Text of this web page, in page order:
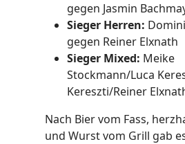
gegen Jasmin
Sieger Herren:
gegen Reiner Elxnath
Sieger Mixed: Meike
Stockmann/Luca
Kereszti/Reiner
Nach Bier vom Fass,
und Wurst vom Grill gab